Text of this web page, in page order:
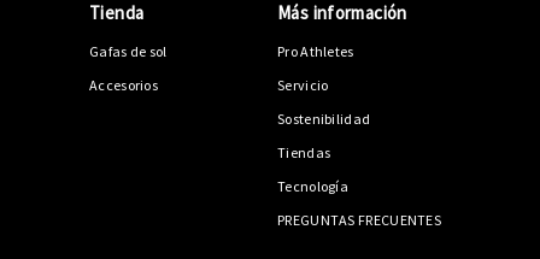
Tienda
Gafas de sol
Accesorios
Más información
Pro Athletes
Servicio
Sostenibilidad
Tiendas
Tecnología
PREGUNTAS FRECUENTES